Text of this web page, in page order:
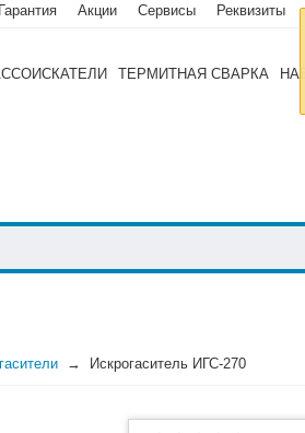
Гарантия Акции Сервисы Реквизиты
ТЕРМИТНАЯ СВАРКА
Искрогаситель ИГС-270